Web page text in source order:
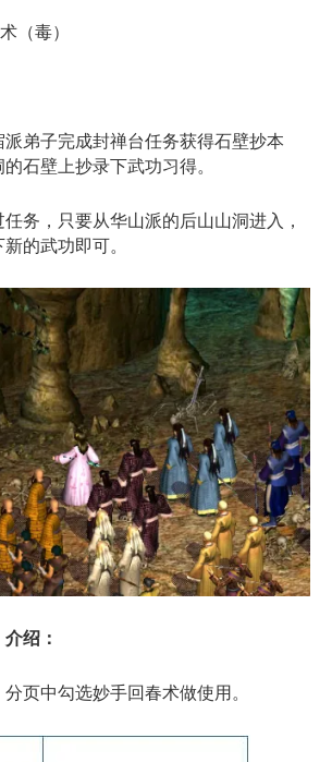
（毒）
弟子完成封禅台任务获得石壁抄本
石壁上抄录下武功习得。
务，只要从华山派的后山山洞进入，
的武功即可。
绍：
页中勾选妙手回春术做使用。